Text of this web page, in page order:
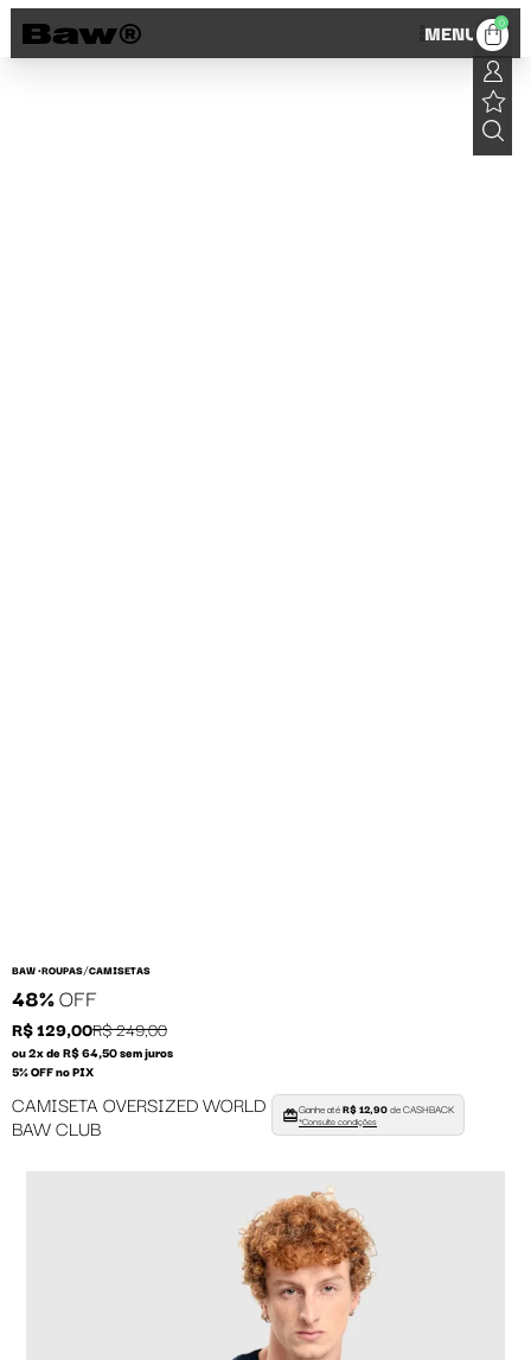
MENU 0
BAW •ROUPAS/CAMISETAS
48%OFF
R$ 129,00R$ 249,00
ou 2x de R$ 64,50 sem juros
5% OFF no PIX
CAMISETA OVERSIZED WORLD
BAW CLUB
Ganhe atéR$ 12,90de CASHBACK
*Consulte condições